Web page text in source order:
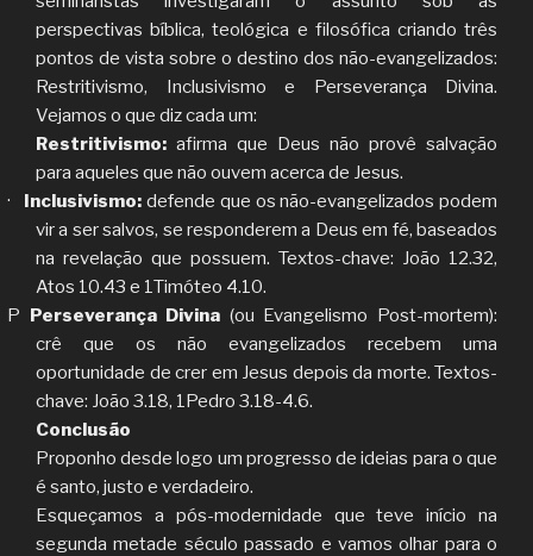
perspectivas bíblica, teológica e filosófica criando três
pontos de vista sobre o destino dos não-evangelizados:
Restritivismo, Inclusivismo e Perseverança Divina.
Vejamos o que diz cada um:
Restritivismo: afirma que Deus não provê salvação
para aqueles que não ouvem acerca de Jesus.
· Inclusivismo: defende que os não-evangelizados podem
vir a ser salvos, se responderem a Deus em fé, baseados
na revelação que possuem. Textos-chave: João 12.32,
Atos 10.43 e 1Timóteo 4.10.
P Perseverança Divina (ou Evangelismo Post-mortem):
crê que os não evangelizados recebem uma
oportunidade de crer em Jesus depois da morte. Textos-
chave: João 3.18, 1Pedro 3.18-4.6.
Conclusão
Proponho desde logo um progresso de ideias para o que
é santo, justo e verdadeiro.
Esqueçamos a pós-modernidade que teve início na
segunda metade século passado e vamos olhar para o